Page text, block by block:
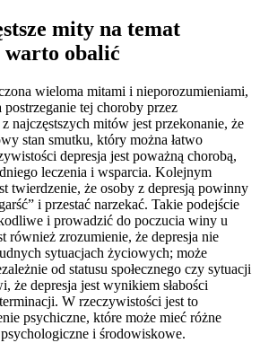
mity na temat
obalić
wieloma mitami i nieporozumieniami,
tej choroby przez
z najczęstszych mitów jest przekonanie, że
stan smutku, który można łatwo
depresja jest poważną chorobą,
leczenia i wsparcia. Kolejnym
twierdzenie, że osoby z depresją powinny
i przestać narzekać. Takie podejście
i prowadzić do poczucia winy u
również zrozumienie, że depresja nie
sytuacjach życiowych; może
od statusu społecznego czy sytuacji
że depresja jest wynikiem słabości
W rzeczywistości jest to
psychiczne, które może mieć różne
i środowiskowe.